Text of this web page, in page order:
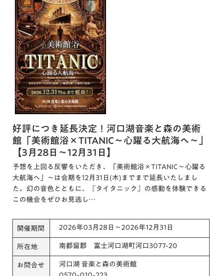
好評につき延長決定！河口湖音楽と森の美術
館「美術館浴×TITANIC～心躍る大航海へ～」
【3月28日～12月31日】
予想を上回る反響をいただき、「美術館浴×TITANIC～心躍る
大航海へ」～は会期を12月31日(木)までまで延長いたしまし
た。幻の音色とともに、『タイタニック』の感動を体験できる
この機会をぜひお見逃し…
開催期間 2026年03月28日～2026年12月31日
所在地 南都留郡 富士河口湖町河口3077-20
お問合せ
河口湖 音楽と森の美術館